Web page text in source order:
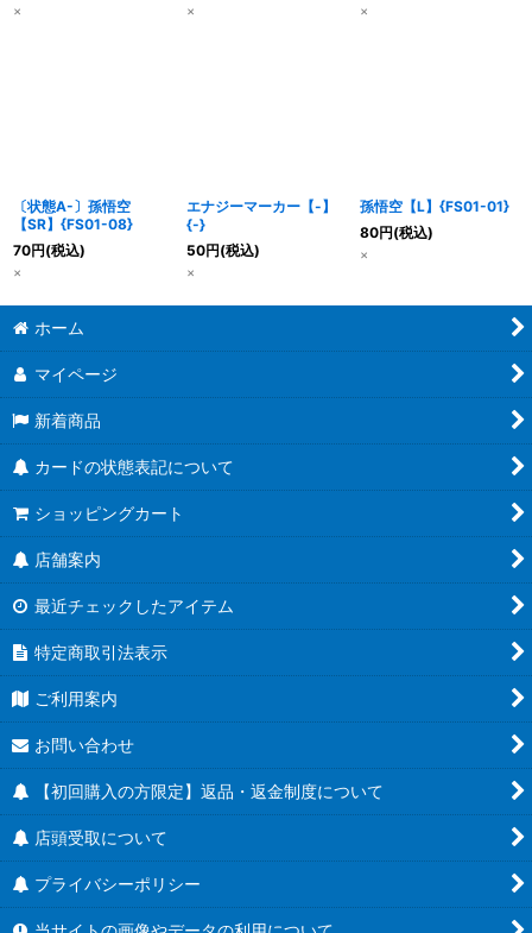
× × ×
〔状態A-〕孫悟空
【SR】{FS01-08}
70円(税込)
×
エナジーマーカー【-】
{-}
50円(税込)
×
孫悟空【L】{FS01-01}
80円(税込)
×
ホーム
マイページ
新着商品
カードの状態表記について
ショッピングカート
店舗案内
最近チェックしたアイテム
特定商取引法表示
ご利用案内
お問い合わせ
【初回購入の方限定】返品・返金制度について
店頭受取について
プライバシーポリシー